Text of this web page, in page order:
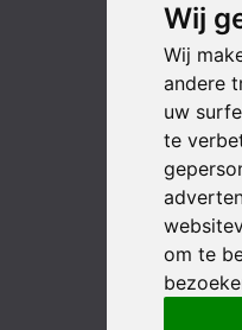
Wij
Wij
andere
uw
te
om te
LinkedIn